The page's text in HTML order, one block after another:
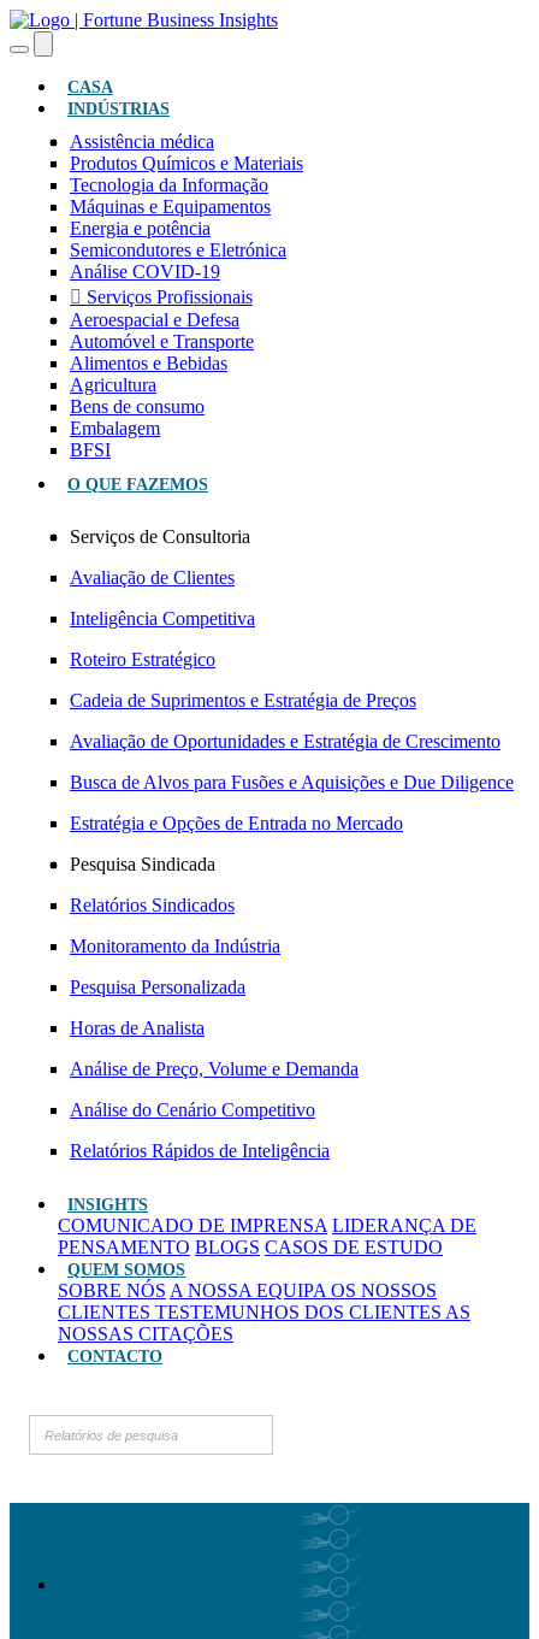
CASA
INDÚSTRIAS
Assistência médica
Produtos Químicos e Materiais
Tecnologia da Informação
Máquinas e Equipamentos
Energia e potência
Semicondutores e Eletrónica
Análise COVID-19
Serviços Profissionais
Aeroespacial e Defesa
Automóvel e Transporte
Alimentos e Bebidas
Agricultura
Bens de consumo
Embalagem
BFSI
O QUE FAZEMOS
Serviços de Consultoria
Avaliação de Clientes
Inteligência Competitiva
Roteiro Estratégico
Cadeia de Suprimentos e Estratégia de Preços
Avaliação de Oportunidades e Estratégia de Crescimento
Busca de Alvos para Fusões e Aquisições e Due Diligence
Estratégia e Opções de Entrada no Mercado
Pesquisa Sindicada
Relatórios Sindicados
Monitoramento da Indústria
Pesquisa Personalizada
Horas de Analista
Análise de Preço, Volume e Demanda
Análise do Cenário Competitivo
Relatórios Rápidos de Inteligência
INSIGHTS
COMUNICADO DE IMPRENSA LIDERANÇA DE
PENSAMENTO BLOGS CASOS DE ESTUDO
QUEM SOMOS
SOBRE NÓS A NOSSA EQUIPA OS NOSSOS
CLIENTES TESTEMUNHOS DOS CLIENTES AS
NOSSAS CITAÇÕES
CONTACTO